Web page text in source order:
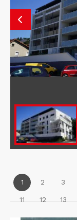
1 2 3
11 12 13